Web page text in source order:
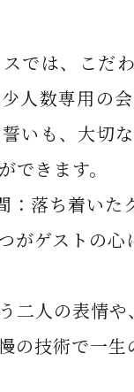
では、こだ
人数専用の
いも、大切
きます。
： 落ち着いた
がゲストの
二人の表情
の技術で一